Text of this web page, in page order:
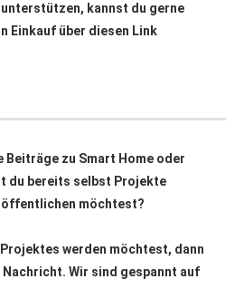
kannst du gerne
Einkauf über diesen Link
Beiträge zu Smart Home oder
du bereits selbst Projekte
möchtest?
werden möchtest, dann
Wir sind gespannt auf